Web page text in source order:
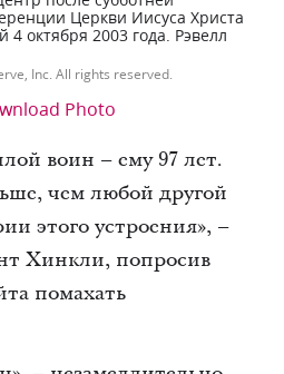
Церкви Иисуса Христа
октября 2003 года. Рэвелл
Inc. All rights reserved.
Photo
воин – ему 97 лет.
чем любой другой
этого устроения», –
Хинкли, попросив
помахать